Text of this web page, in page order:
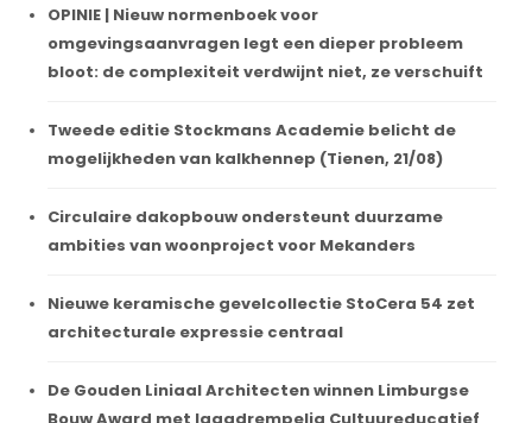
OPINIE | Nieuw normenboek voor
omgevingsaanvragen legt een dieper probleem
bloot: de complexiteit verdwijnt niet, ze verschuift
Tweede editie Stockmans Academie belicht de
mogelijkheden van kalkhennep (Tienen, 21/08)
Circulaire dakopbouw ondersteunt duurzame
ambities van woonproject voor Mekanders
Nieuwe keramische gevelcollectie StoCera 54 zet
architecturale expressie centraal
De Gouden Liniaal Architecten winnen Limburgse